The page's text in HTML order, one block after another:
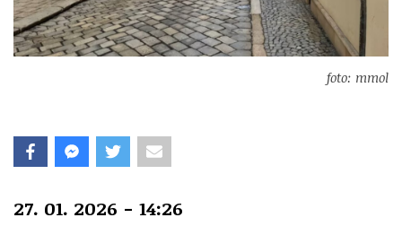
foto: mmol
27. 01. 2026 - 14:26